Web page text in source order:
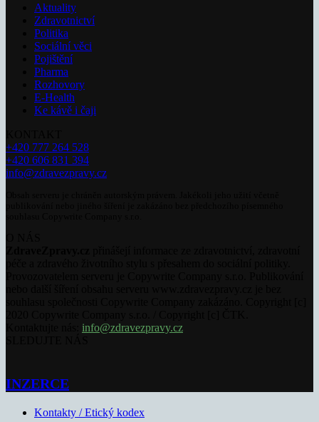
Aktuality
Zdravotnictví
Politika
Sociální věci
Pojištění
Pharma
Rozhovory
E-Health
Ke kávě i čaji
+420 777 264 528
+420 606 831 394
info@zdravezpravy.cz
info@zdravezpravy.cz
INZERCE
Kontakty / Etický kodex